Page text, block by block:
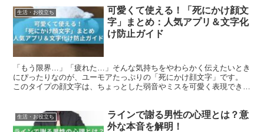
生活・お役立ち
可愛くて使える！「死にかけ顔文
字」まとめ：人気アプリ＆文字化
け防止ガイド
「もう限界…」「疲れた…」そんな気持ちをやわらかく伝えたいとき
にぴったりなのが、ユーモアたっぷりの「死にかけ顔文字」です。
このタイプの顔文字は、ちょっとした弱音やミスを可愛く表現できる
生活・お役立ち
ラインで謝る男性の心理とは？意
外な本音を解明！